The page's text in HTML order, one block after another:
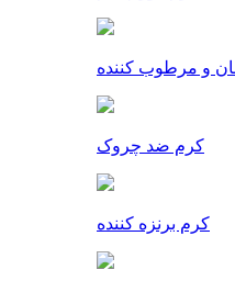
و مرطوب کننده
کرم ضد چروک
کرم برنزه کننده